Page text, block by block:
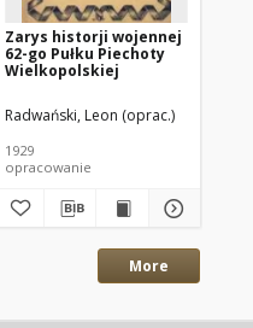
Zarys historji wojennej
62-go Pułku Piechoty
Wielkopolskiej
Radwański, Leon (oprac.)
1929
opracowanie
More